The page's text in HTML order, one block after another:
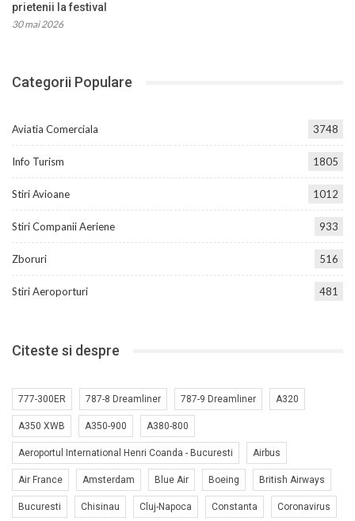
prietenii la festival
30 mai 2026
Categorii Populare
Aviatia Comerciala 3748
Info Turism 1805
Stiri Avioane 1012
Stiri Companii Aeriene 933
Zboruri 516
Stiri Aeroporturi 481
Citeste si despre
777-300ER 787-8 Dreamliner 787-9 Dreamliner A320
A350 XWB A350-900 A380-800
Aeroportul International Henri Coanda - Bucuresti Airbus
Air France Amsterdam Blue Air Boeing British Airways
Bucuresti Chisinau Cluj-Napoca Constanta Coronavirus